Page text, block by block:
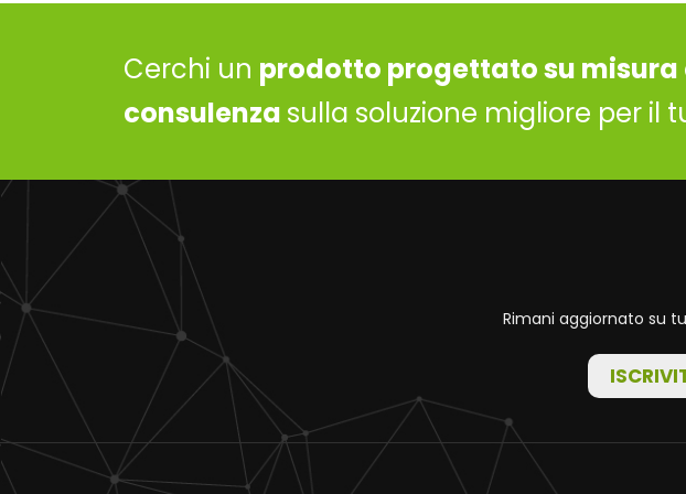
Cerchi un prodotto progettato su misura
consulenza sulla soluzione migliore per il
Rimani aggiornato su